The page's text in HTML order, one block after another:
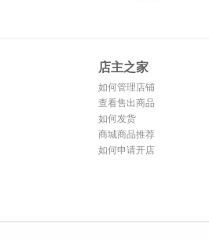
店主之家
如何管理店铺
查看售出商品
如何发货
商城商品推荐
如何申请开店